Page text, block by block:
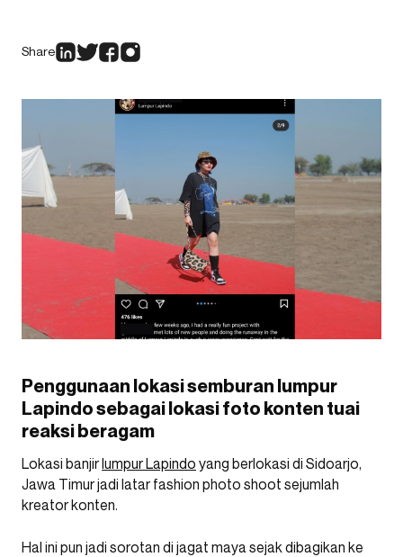
Share
Penggunaan lokasi semburan lumpur
Lapindo sebagai lokasi foto konten tuai
reaksi beragam
Lokasi banjirlumpur Lapindo yang berlokasi di Sidoarjo,
Jawa Timur jadi latar fashion photo shoot sejumlah
kreator konten.
Hal ini pun jadi sorotan di jagat maya sejak dibagikan ke